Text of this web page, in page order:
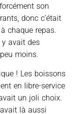
son
donc c’était
chaque repas.
y avait des
moins.
! Les boissons
en libre-service
un joli choix.
là aussi